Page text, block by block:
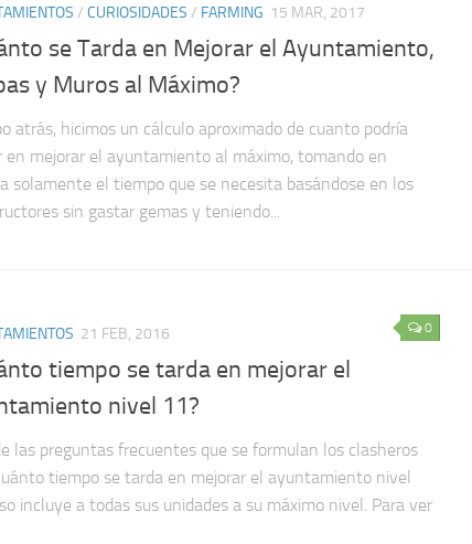
/ CURIOSIDADES / FARMING 15 MAR, 2017
se Tarda en Mejorar el Ayuntamiento,
y Muros al Máximo?
atrás, hicimos un cálculo aproximado de cuanto podría
en mejorar el ayuntamiento al máximo, tomando en
solamente el tiempo que se necesita basándose en los
sin gastar gemas y teniendo...
0
21 FEB, 2016
tiempo se tarda en mejorar el
nivel 11?
las preguntas frecuentes que se formulan los clasheros
tiempo se tarda en mejorar el ayuntamiento nivel
incluye a todas sus unidades a su máximo nivel. Para ver